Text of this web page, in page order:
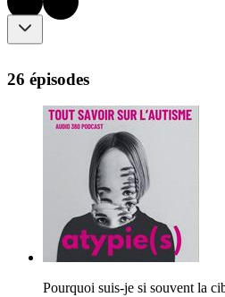
26 épisodes
Pourquoi suis-je si souvent la